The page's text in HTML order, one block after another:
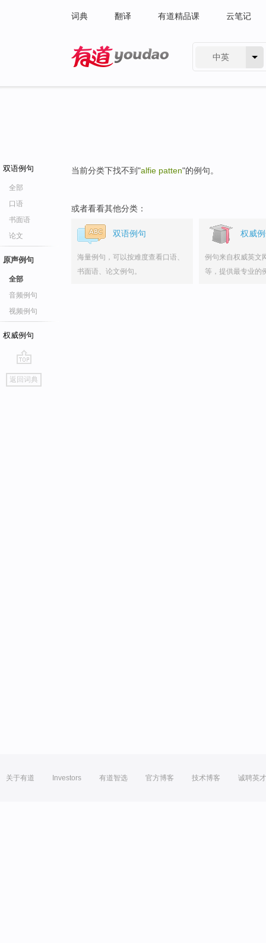
词典 翻译 有道精品课 云笔记
中英
双语例句
全部
口语
书面语
论文
原声例句
全部
音频例句
视频例句
权威例句
go
top
返回词典
当前分类下找不到"alfie patten"的例句。
或者看看其他分类：
双语例句
海量例句，可以按难度查看口语、
书面语、论文例句。
权威
例句来自权威英文
等，提供最专业的
关于有道 Investors 有道智选 官方博客 技术博客 诚聘英才